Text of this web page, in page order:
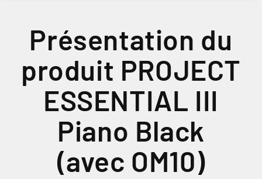
Présentation du
produit PROJECT
ESSENTIAL III
Piano Black
(avec OM10)